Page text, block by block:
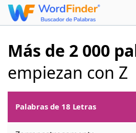
Más de 2 000
empiezan con Z
Palabras de 18 Letras